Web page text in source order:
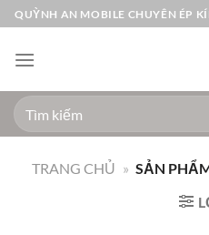
Bỏ
qua
nội
QUỲNH AN MOBILE CHUYÊN ÉP
Tìm
kiếm:
TRANG CHỦ » SẢN